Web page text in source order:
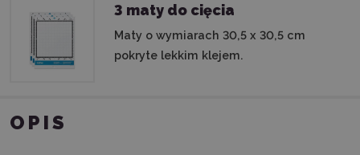
3 maty do cięcia
Maty o wymiarach 30,5 x 30,5 cm
pokryte lekkim klejem.
OPIS